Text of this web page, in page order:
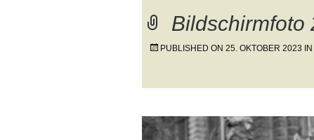
Bildschirmfoto
PUBLISHED ON 25. OKTOBER 2023 IN